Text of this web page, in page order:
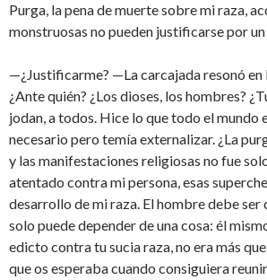
Purga, la pena de muerte sobre mi raza,
monstruosas no pueden justificarse por
—¿Justificarme? —La carcajada resonó
¿Ante quién? ¿Los dioses, los hombres?
jodan, a todos. Hice lo que todo el mundo
necesario pero temía externalizar. ¿La
y las manifestaciones religiosas no fue
atentado contra mi persona, esas
desarrollo de mi raza. El hombre debe ser
solo puede depender de una cosa: él
edicto contra tu sucia raza, no era más
que os esperaba cuando consiguiera